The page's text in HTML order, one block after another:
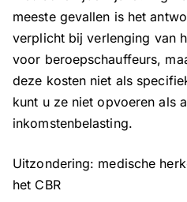
meeste gevallen is het
verplicht bij verlenging van
voor beroepschauffeurs,
deze kosten niet als
kunt u ze niet opvoeren als
inkomstenbelasting.
Uitzondering: medische
het CBR